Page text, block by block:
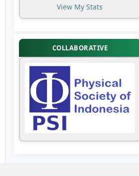
View My Stats
COLLABORATIVE